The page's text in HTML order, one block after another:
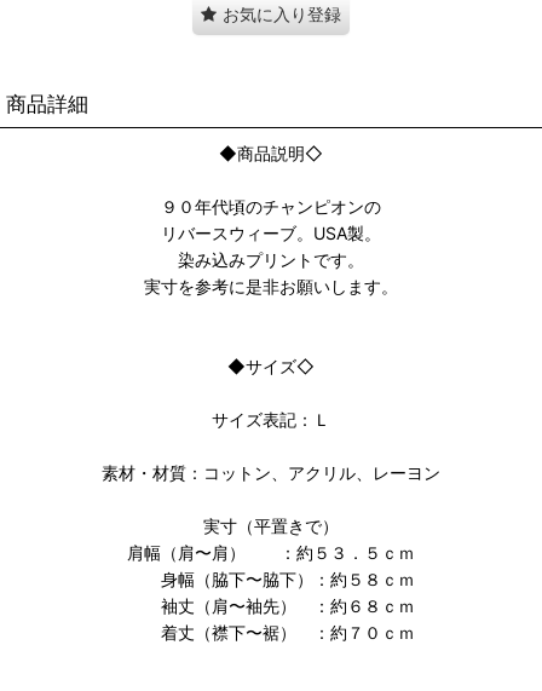
お気に入り登録
商品詳細
◆商品説明◇
９０年代頃のチャンピオンの
リバースウィーブ。USA製。
染み込みプリントです。
実寸を参考に是非お願いします。
◆サイズ◇
サイズ表記：Ｌ
素材・材質：コットン、アクリル、レーヨン
実寸（平置きで）
肩幅（肩〜肩） ：約５３．５ｃｍ
身幅（脇下〜脇下）：約５８ｃｍ
袖丈（肩〜袖先） ：約６８ｃｍ
着丈（襟下〜裾） ：約７０ｃｍ